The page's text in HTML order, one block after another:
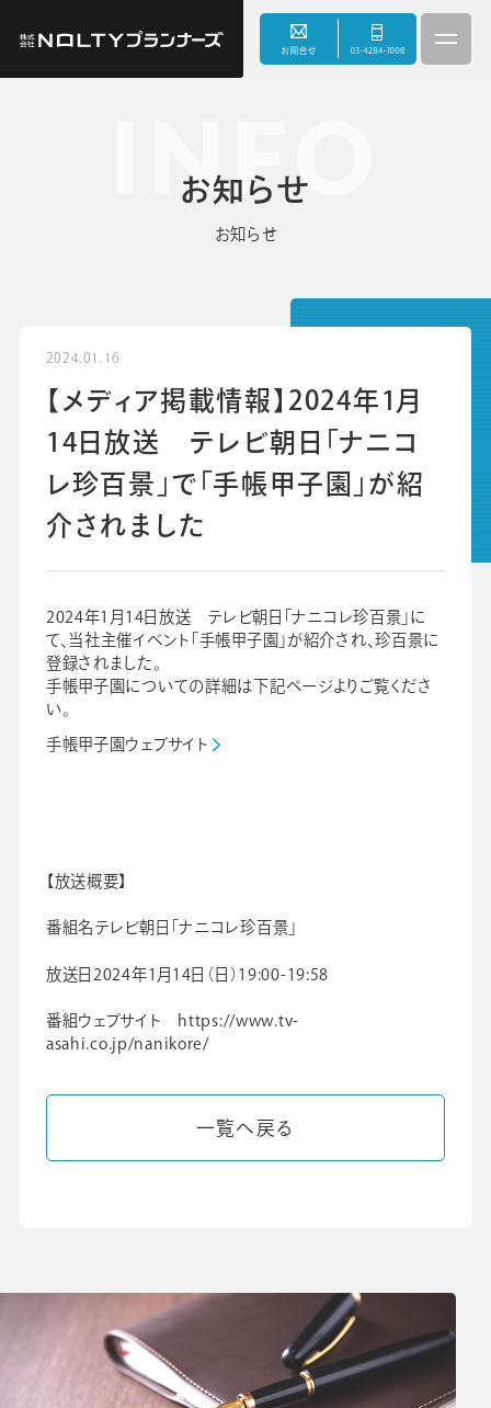
会社情報
採用情報
ビジネスツール事業
INFO
お知らせ
お知らせ
2024.01.16
【メディア掲載情報】2024年1月
14日放送 テレビ朝日「ナニコ
レ珍百景」で「手帳甲子園」が紹
介されました
2024年1月14日放送 テレビ朝日「ナニコレ珍百景」に
て、当社主催イベント「手帳甲子園」が紹介され、珍百景に
登録されました。
手帳甲子園についての詳細は下記ページよりご覧くださ
い。
手帳甲子園ウェブサイト
【放送概要】
番組名テレビ朝日「ナニコレ珍百景」
放送日2024年1月14日（日）19:00-19:58
番組ウェブサイト https://www.tv-
asahi.co.jp/nanikore/
一覧へ戻る